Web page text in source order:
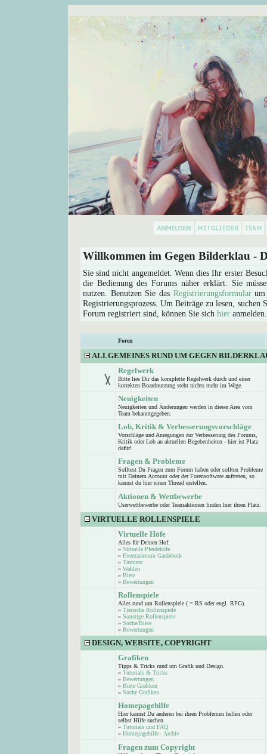
Willkommen im Gegen Bilderklau -
Sie sind nicht angemeldet. Wenn dies Ihr erster
die Bedienung des Forums näher erklärt. Sie
nutzen. Benutzen Sie das Registrierungsformularum
Registrierungsprozess. Um Beiträge zu lesen,
Forum registriert sind, können Sie sich hier anmelden.
Foren
ALLGEMEINES RUND UM GEGEN
Regelwerk
Bitte lies Dir das komplette Regelwerk durch und einer
korrekten Boardnutzung steht nichts mehr im Wege.
Neuigkeiten
Neuigkeiten und Änderungen werden in dieser Area vom
Team bekanntgegeben.
Lob, Kritik & Verbesserungsvorschläge
Vorschläge und Anregungen zur Verbesserung des Forums,
Kritik oder Lob an aktuellen Begebenheiten - hier ist Platz
dafür!
Fragen & Probleme
Solltest Du Fragen zum Forum haben oder sollten Probleme
mit Deinem Account oder der Forensoftware auftreten, so
kannst du hier einen Thread erstellen.
Aktionen & Wettbewerbe
Userwettbewerbe oder Teamaktionen finden hier ihren Platz.
VIRTUELLE ROLLENSPIELE
Virtuelle Höfe
Alles für Deinen Hof.
» Virtuelle Pferdehöfe
» Eventzentrum Gardebeck
» Turniere
» Wahlen
» Biete
» Bewertungen
Rollenspiele
Alles rund um Rollenspiele ( = RS oder engl. RPG).
» Tierische Rollenspiele
» Sonstige Rollenspiele
» Suche/Biete
» Bewertungen
DESIGN, WEBSITE, COPYRIGHT
Grafiken
Tipps & Tricks rund um Grafik und Design.
» Tutorials & Tricks
» Bewertungen
» Biete Grafiken
» Suche Grafiken
Homepagehilfe
Hier kannst Du anderen bei ihren Problemen helfen oder
selbst Hilfe suchen.
» Tutorials und FAQ
» Homepagehilfe - Archiv
Fragen zum Copyright